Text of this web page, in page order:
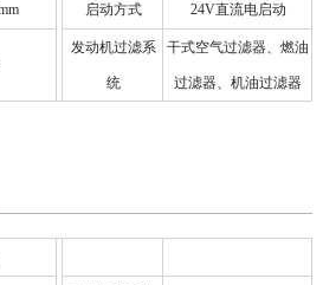
启动方式 24V直流电启动
发动机过滤系
统
干式空气过滤器、燃油
过滤器、机油过滤器